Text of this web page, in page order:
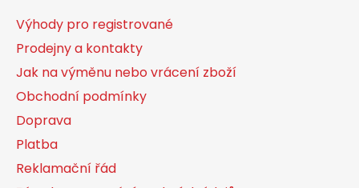
Výhody pro registrované
Prodejny a kontakty
Jak na výměnu nebo vrácení zboží
Obchodní podmínky
Doprava
Platba
Reklamační řád